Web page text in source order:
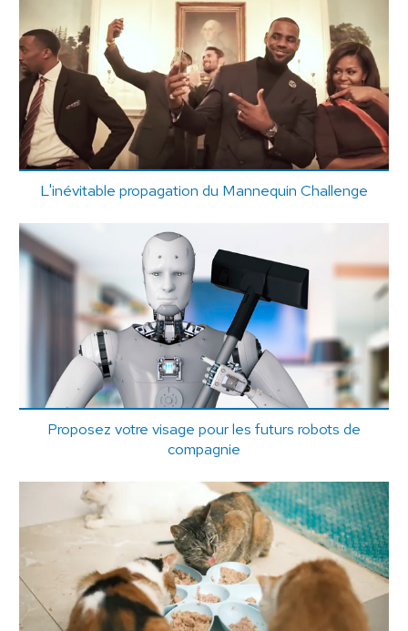
L'inévitable propagation du Mannequin Challenge
Proposez votre visage pour les futurs robots de
compagnie